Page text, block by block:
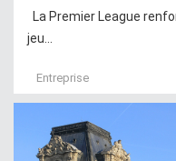
La Premier League
jeu...
Entreprise